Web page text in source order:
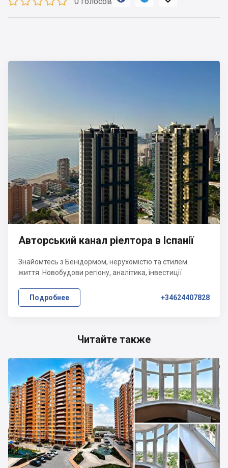
Читайте также
Авторський канал ріелтора в Іспанії
Знайомтесь з Бенідормом, нерухомістю та стилем
життя. Новобудови регіону, аналітика, інвестиції
Подробнее +34624407828